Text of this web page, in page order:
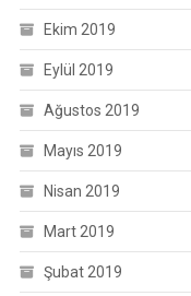
Ekim 2019
Eylül 2019
Ağustos 2019
Mayıs 2019
Nisan 2019
Mart 2019
Şubat 2019